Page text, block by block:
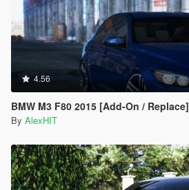
4.56
BMW M3 F80 2015 [Add-On / Replace]
By AlexHIT